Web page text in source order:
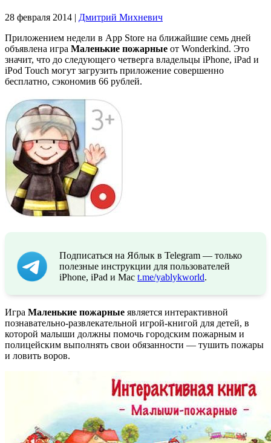
28 февраля 2014 | Дмитрий Михневич
Приложением недели в App Store на ближайшие семь дней
объявлена игра Маленькие пожарные от Wonderkind. Это
значит, что до следующего четверга владельцы iPhone, iPad и
iPod Touch могут загрузить приложение совершенно
бесплатно, сэкономив 66 рублей.
Подписаться на Яблык в Telegram — только
полезные инструкции для пользователей
iPhone, iPad и Mac t.me/yablykworld.
Игра Маленькие пожарные является интерактивной
познавательно-развлекательной игрой-книгой для детей, в
которой малыши должны помочь городским пожарным и
полицейским выполнять свои обязанности — тушить пожары
и ловить воров.